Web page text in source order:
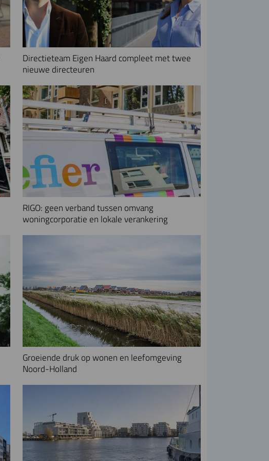
Directieteam Eigen Haard compleet met twee
nieuwe directeuren
RIGO: geen verband tussen omvang
woningcorporatie en lokale verankering
Groeiende druk op wonen en leefomgeving
Noord-Holland